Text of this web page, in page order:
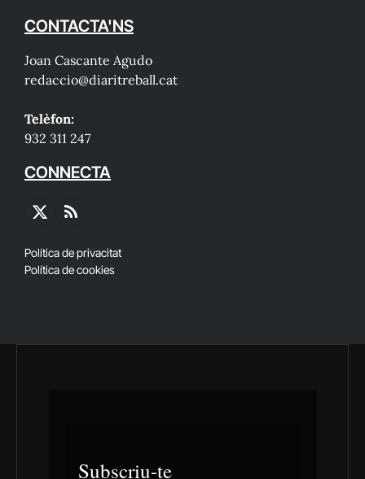
CONTACTA'NS
Joan Cascante Agudo
redaccio@diaritreball.cat
Telèfon:
932 311 247
CONNECTA
X
RSS
Política de privacitat
Política de cookies